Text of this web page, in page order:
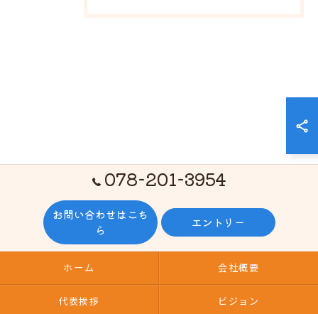
078-201-3954
お問い合わせはこち
ら
エントリー
ホーム 会社概要
代表挨拶 ビジョン